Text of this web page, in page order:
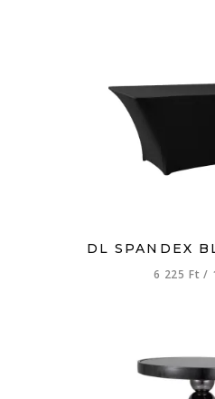
DL SPANDEX
6 225 Ft/